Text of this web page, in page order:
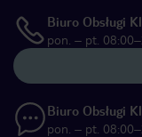
Biuro Obsługi
pon. – pt.
Biuro Obsługi
pon. – pt.